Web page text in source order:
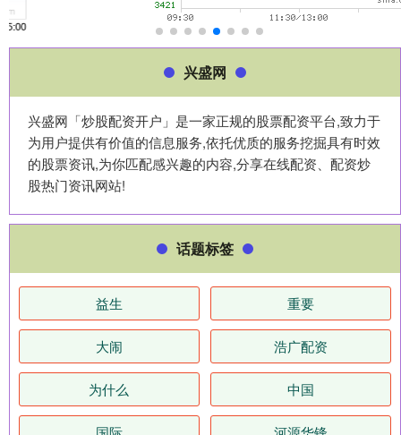
兴盛网
兴盛网「炒股配资开户」是一家正规的股票配资平台,致力于
为用户提供有价值的信息服务,依托优质的服务挖掘具有时效
的股票资讯,为你匹配感兴趣的内容,分享在线配资、配资炒
股热门资讯网站!
话题标签
益生 重要
大闹 浩广配资
为什么 中国